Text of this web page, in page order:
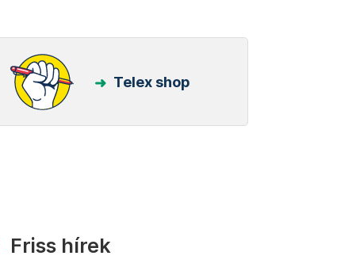
Telex shop
Friss hírek